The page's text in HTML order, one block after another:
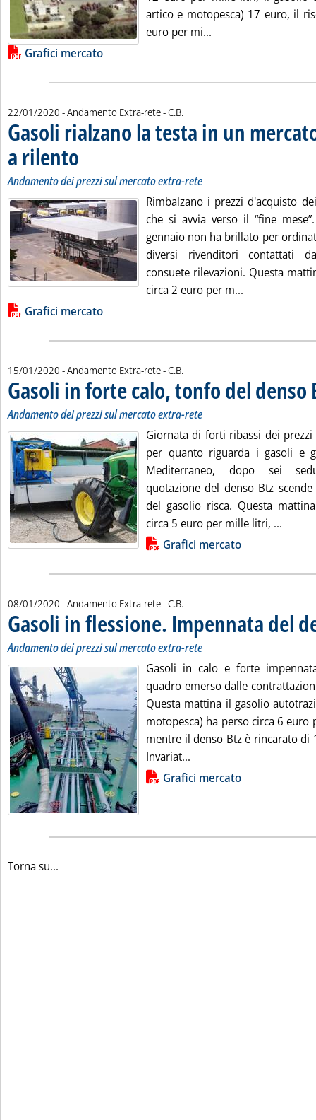
artico e motopesca) 17 euro, il
euro per mi...
Lista allegati PDF alla notizia
Grafici mercato
22/01/2020 - Andamento Extra-rete -di:
C.B.
Gasoli rialzano la testa in un
a rilento
Andamento dei prezzi sul mercato extra-rete
Rimbalzano i prezzi d'acquisto
che si avvia verso il “fine
gennaio non ha brillato per
diversi rivenditori contattati
consuete rilevazioni. Questa
circa 2 euro per m...
Lista allegati PDF alla notizia
Grafici mercato
15/01/2020 - Andamento Extra-rete -di:
C.B.
Gasoli in forte calo, tonfo del denso
Andamento dei prezzi sul mercato extra-rete
Giornata di forti ribassi dei
per quanto riguarda i gasoli e
Mediterraneo, dopo sei
quotazione del denso Btz
del gasolio risca. Questa
circa 5 euro per mille litri, ...
Lista allegati PDF alla notiziaGrafici mercato
08/01/2020 - Andamento Extra-rete -di:
C.B.
Gasoli in flessione. Impennata del
Andamento dei prezzi sul mercato extra-rete
Gasoli in calo e forte
quadro emerso dalle
Questa mattina il gasolio
motopesca) ha perso circa 6
mentre il denso Btz è rincarato
Invariat...
Lista allegati PDF alla notiziaGrafici mercato
Torna su...